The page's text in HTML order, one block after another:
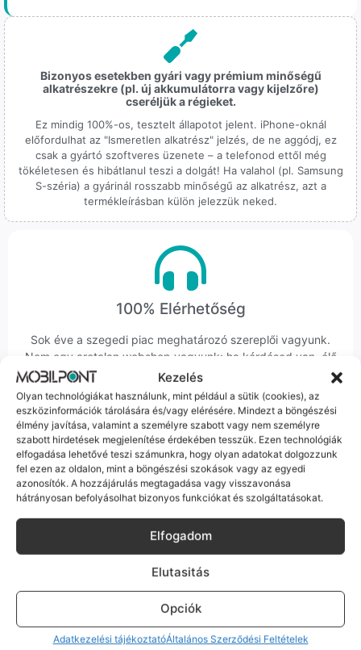
Kezelés
Olyan technológiákat használunk, mint például a sütik (cookies), az
eszközinformációk tárolására és/vagy elérésére. Mindezt a böngészési
élmény javítása, valamint a személyre szabott vagy nem személyre
szabott hirdetések megjelenítése érdekében tesszük. Ezen technológiák
elfogadása lehetővé teszi számunkra, hogy olyan adatokat dolgozzunk
fel ezen az oldalon, mint a böngészési szokások vagy az egyedi
azonosítók. A hozzájárulás megtagadása vagy visszavonása
hátrányosan befolyásolhat bizonyos funkciókat és szolgáltatásokat.
Elfogadom
Elutasitás
Opciók
Adatkezelési tájékoztatóÁltalános Szerződési Feltételek
Bizonyos esetekben gyári vagy prémium minőségű
alkatrészekre (pl. új akkumulátorra vagy kijelzőre)
cseréljük a régieket.
Ez mindig 100%-os, tesztelt állapotot jelent. iPhone-oknál
előfordulhat az "Ismeretlen alkatrész" jelzés, de ne aggódj, ez
csak a gyártó szoftveres üzenete – a telefonod ettől még
tökéletesen és hibátlanul teszi a dolgát! Ha valahol (pl. Samsung
S-széria) a gyárinál rosszabb minőségű az alkatrész, azt a
termékleírásban külön jelezzük neked.
100% Elérhetőség
Sok éve a szegedi piac meghatározó szereplői vagyunk.
Nem egy arctalan webshop vagyunk: ha kérdésed van, élő
ember veszi fel a telefont, és személyesen is megtalálsz
minket Szegeden.
Korrekt Ügyintézés
Hibázni emberi dolog, de a felelősségvállalás nálunk alap.
Ha ritkán előfordul egy hiba, nem kifogásokat keresünk,
hanem megoldást. Szakértő kollégáink azonnal kézbe
veszik az ügyedet.